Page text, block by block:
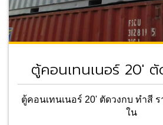
ตู้คอนเทนเนอร์ 20'
ตู้คอนเทนเนอร์ 20' ตัดวงกบ ทำสี
ใน